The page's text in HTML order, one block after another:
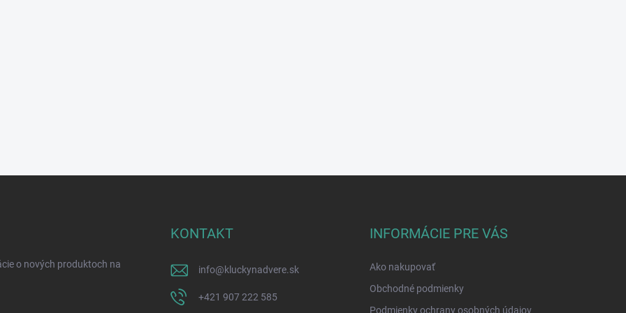
o nových produktoch na
KONTAKT
info@kluckynadvere.sk
+421 907 222 585
INFORMÁCIE PRE VÁS
Ako nakupovať
Obchodné podmienky
Podmienky ochrany osobných údajov